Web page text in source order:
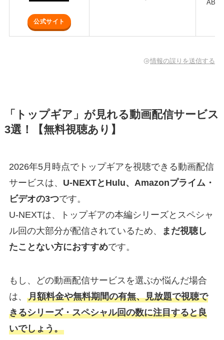
公式サイト
情報の誤りを送信する
「トップギア」が見れる動画配信サービス
3選！【無料視聴あり】
2026年5月時点でトップギアを視聴できる動画配信
サービスは、 U-NEXTとHulu、Amazonプライム・
ビデオの3つです。
U-NEXTは、トップギアの本編シリーズとスペシャ
ル回の大部分が配信されているため、
まだ視聴し
たことない方におすすめです。
もし、どの動画配信サービスを選ぶか悩んだ場合
は、 月額料金や無料期間の有無、見放題で視聴で
きるシリーズ・スペシャル回の数に注目すると良
いでしょう。